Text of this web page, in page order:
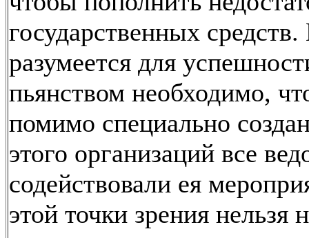
государственных
разумеется для
пьянством необходимо,
помимо специально
этого организаций все
содействовали ея
этой точки зрения нельзя